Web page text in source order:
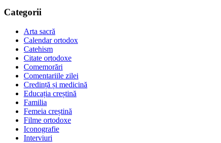
Categorii
Arta sacră
Calendar ortodox
Catehism
Citate ortodoxe
Comemorări
Comentariile zilei
Credință și medicină
Educația creștină
Familia
Femeia creștină
Filme ortodoxe
Iconografie
Interviuri